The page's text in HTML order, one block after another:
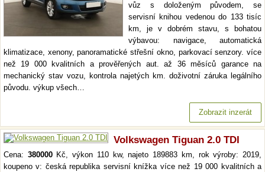
vůz s doloženým původem, se
servisní knihou vedenou do 133 tisíc
km, je v dobrém stavu, s bohatou
výbavou: navigace, automatická
klimatizace, xenony, panoramatické střešní okno, parkovací senzory. více
než 19 000 kvalitních a prověřených aut. až 36 měsíců garance na
mechanický stav vozu, kontrola najetých km. doživotní záruka legálního
původu. výkup všech…
Zobrazit inzerát
Volkswagen Tiguan 2.0 TDI
Cena: 380000Kč, výkon 110 kw, najeto 189883 km, rok výroby: 2019,
koupeno v: česká republika servisní knížka více než 19 000 kvalitních a